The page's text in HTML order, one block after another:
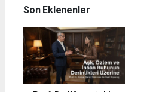
Son Eklenenler